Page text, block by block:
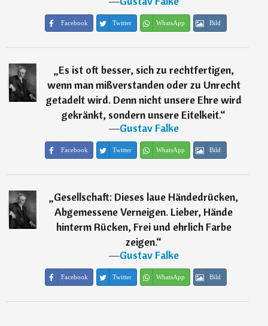
Facebook Twitter WhatsApp Bild
„Es ist oft besser, sich zu rechtfertigen,
wenn man mißverstanden oder zu Unrecht
getadelt wird. Denn nicht unsere Ehre wird
gekränkt, sondern unsere Eitelkeit.“
―Gustav Falke
Facebook Twitter WhatsApp Bild
„Gesellschaft: Dieses laue Händedrücken,
Abgemessene Verneigen. Lieber, Hände
hinterm Rücken, Frei und ehrlich Farbe
zeigen.“
―Gustav Falke
Facebook Twitter WhatsApp Bild